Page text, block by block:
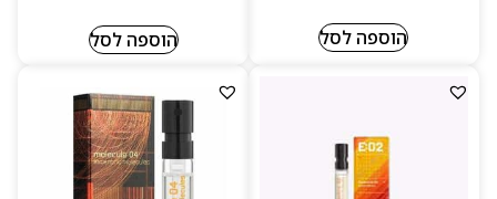
הוספה לסל הוספה לסל